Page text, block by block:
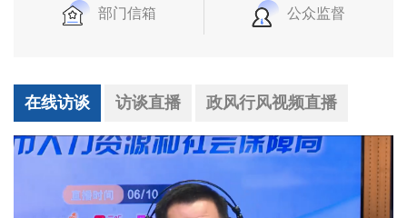
部门信箱 公众监督
在线访谈 访谈直播 政风行风视频直播